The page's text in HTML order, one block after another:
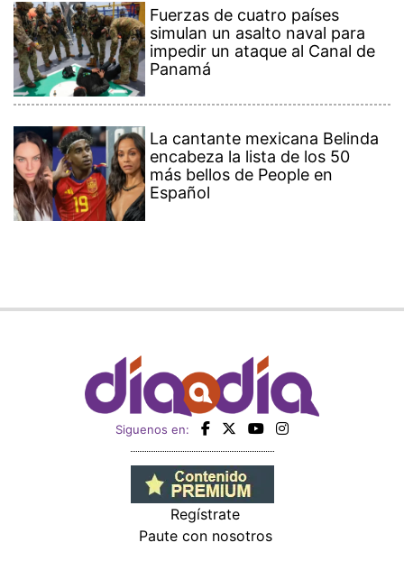
Fuerzas de cuatro países
simulan un asalto naval para
impedir un ataque al Canal de
Panamá
La cantante mexicana Belinda
encabeza la lista de los 50
más bellos de People en
Español
Siguenos en:
Regístrate
Paute con nosotros